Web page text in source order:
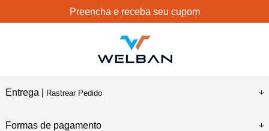
Preencha e receba seu cupom
Entrega | Rastrear Pedido
Formas de pagamento